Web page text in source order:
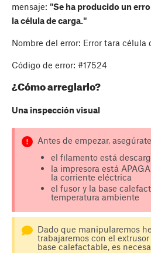
mensaje: "Se ha producido un
la célula de carga."
Nombre del error: Error tara célula
Código de error: #17524
¿Cómo arreglarlo?
Una inspección visual
Antes de empezar,
el filamento está
la impresora está
la corriente eléctrica
el fusor y la base
temperatura ambiente
Dado que manipularemos
trabajaremos con el
base calefactable, es